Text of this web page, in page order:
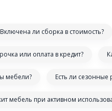
Включена ли сборка в стоимость?
или оплата в кредит?
мебели? Есть ли
мебель при активном